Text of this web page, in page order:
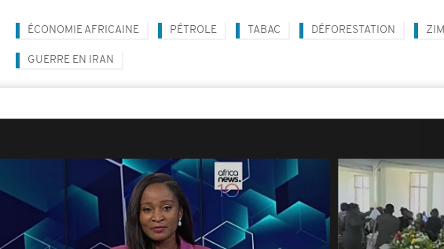
ÉCONOMIE AFRICAINE PÉTROLE TABAC DÉFORESTATION
GUERRE EN IRAN